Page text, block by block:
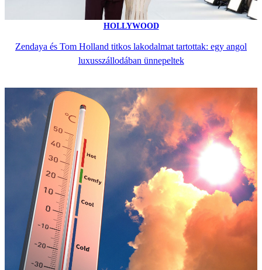
HOLLYWOOD
Zendaya és Tom Holland titkos lakodalmat tartottak: egy angol
luxusszállodában ünnepeltek